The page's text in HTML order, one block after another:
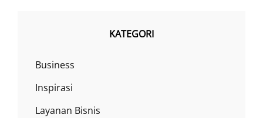
KATEGORI
Business
Inspirasi
Layanan Bisnis